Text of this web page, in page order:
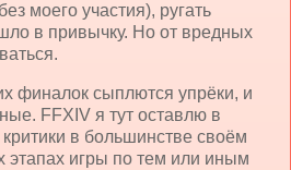
моего участия), ругать
в привычку. Но от вредных
финалок сыплются упрёки, и
FFXIV я тут оставлю в
в большинстве своём
этапах игры по тем или иным